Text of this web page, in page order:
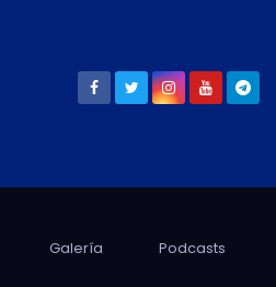
Galería Podcasts